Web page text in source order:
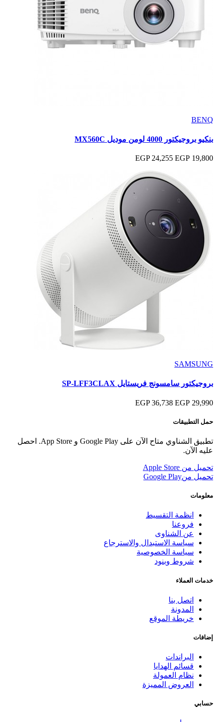
BENQ
بنكيو بروجيكتور 4000 لومن موديل MX560C
19,800 EGP
24,255 EGP
SAMSUNG
بروجيكتور سامسونج فريستايل SP-LFF3CLAX
29,990 EGP
36,738 EGP
حمل التطبيقات
تطبيق الشناوي متاح الآن على Google Play و App Store. احصل
عليه الآن.
تحميل من Apple Store
تحميل منGoogle Play
معلومات
انظمة التقسيط
فروعنا
عن الشناوى
سياسة الاستبدال والاسترجاع
سياسة الخصوصية
شروط وبنود
خدمات العملاء
اتصل بنا
المدونة
خريطة الموقع
إضافات
البراندات
قسائم الهدايا
نظام العمولة
العروض المميزة
حسابي